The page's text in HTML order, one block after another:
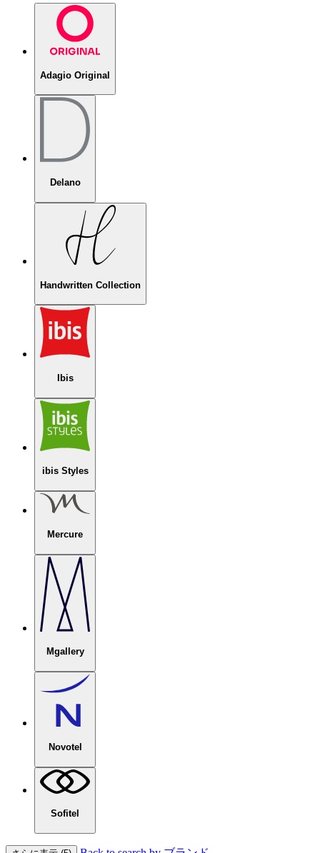
Adagio Original
Delano
Handwritten Collection
Ibis
ibis Styles
Mercure
Mgallery
Novotel
Sofitel